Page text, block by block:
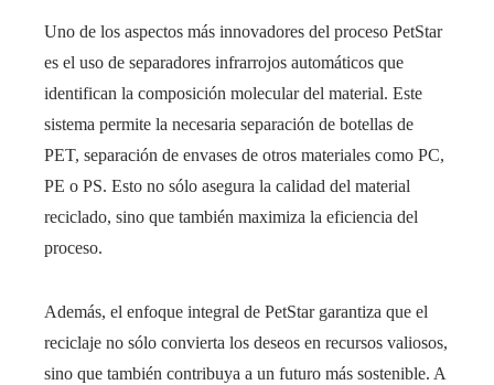
Uno de los aspectos más innovadores del proceso PetStar
es el uso de separadores infrarrojos automáticos que
identifican la composición molecular del material. Este
sistema permite la necesaria separación de botellas de
PET, separación de envases de otros materiales como PC,
PE o PS. Esto no sólo asegura la calidad del material
reciclado, sino que también maximiza la eficiencia del
proceso.
Además, el enfoque integral de PetStar garantiza que el
reciclaje no sólo convierta los deseos en recursos valiosos,
sino que también contribuya a un futuro más sostenible. A